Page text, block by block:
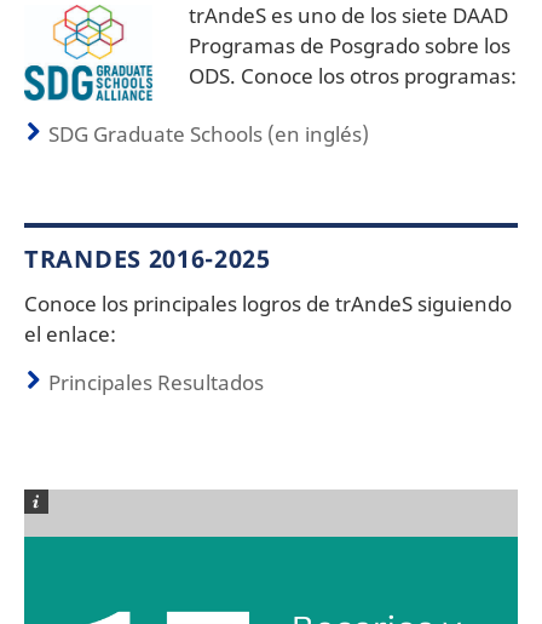
trAndeS es uno de los siete DAAD
Programas de Posgrado sobre los
ODS. Conoce los otros programas:
SDG Graduate Schools (en inglés)
TRANDES 2016-2025
Conoce los principales logros de trAndeS siguiendo
el enlace:
Principales Resultados